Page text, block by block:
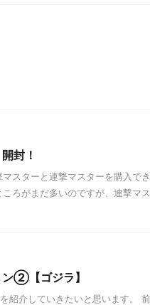
封！
スターと連撃マスターを購入で
ろがまだ多いのですが、連撃マ
ン②【ゴジラ】
紹介していきたいと思います。